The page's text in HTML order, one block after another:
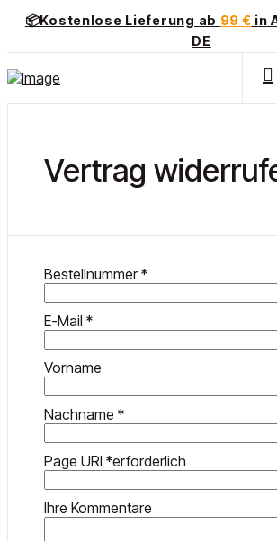
📦Kostenlose Lieferung ab 99 € in
DE
Vertrag
Bestellnummer*erforderlich
E-Mail *erforderlich
Vorname
Nachname *erforderlich
Page URI *erforderlich
Ihre Kommentare